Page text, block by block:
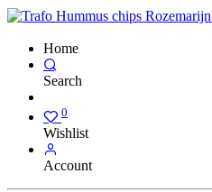
Home
Search
0
Wishlist
Account